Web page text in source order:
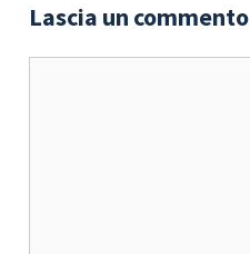
Lascia un commento